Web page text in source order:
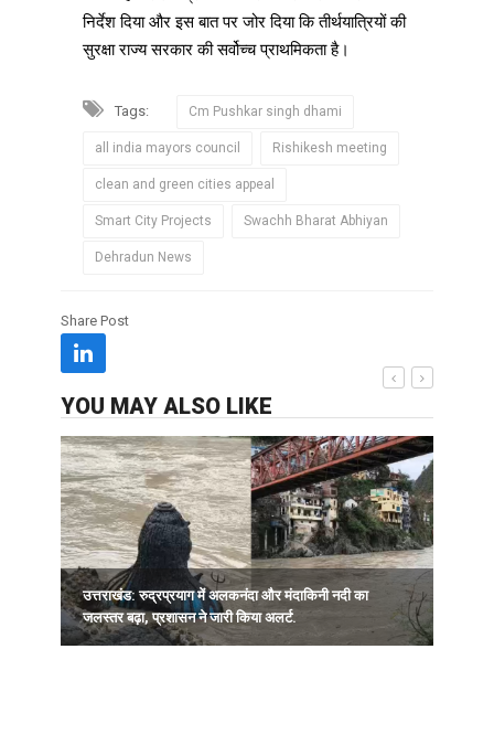
निर्देश दिया और इस बात पर जोर दिया कि तीर्थयात्रियों की
सुरक्षा राज्य सरकार की सर्वोच्च प्राथमिकता है।
Tags: Cm Pushkar singh dhami
all india mayors council Rishikesh meeting
clean and green cities appeal
Smart City Projects Swachh Bharat Abhiyan
Dehradun News
Share Post
YOU MAY ALSO LIKE
उत्तराखंड: रुद्रप्रयाग में अलकनंदा और मंदाकिनी नदी का
जलस्तर बढ़ा, प्रशासन ने जारी किया अलर्ट.